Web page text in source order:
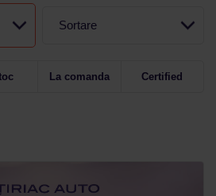
Sortare
La comanda Certified